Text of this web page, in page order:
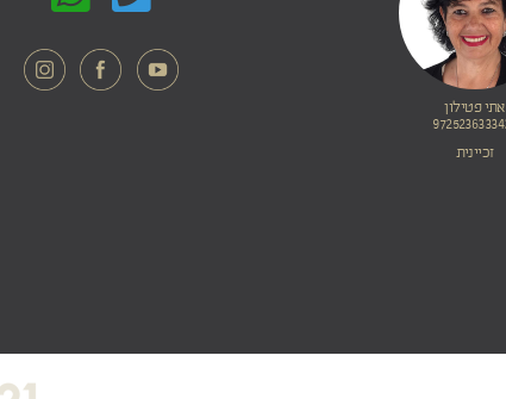
אתי פטילון
זכיינית